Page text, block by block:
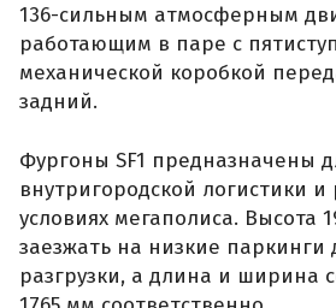
136-сильным атмосферным
работающим в паре с
механической коробкой
задний.
Фургоны SF1 предназначены
внутригородской логистики
условиях мегаполиса. Высота
заезжать на низкие паркинги
разгрузки, а длина и ширина